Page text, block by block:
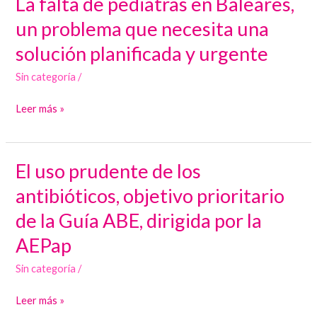
un problema que necesita una
solución planificada y urgente
Sin categoría /
de
pediatras
en
un
que
necesita
solución
planificada
y
Leer más »
El uso prudente de los
antibióticos, objetivo prioritario
de la Guía ABE, dirigida por la
AEPap
Sin categoría /
El
prudente
de
los
antibióticos,
objetivo
prioritario
Leer más »